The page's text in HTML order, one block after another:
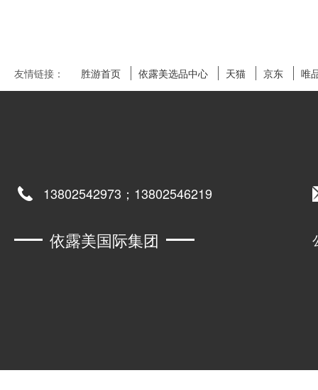
友情链接： 胜游首页 依露美选品中心 天猫 京东 唯
13802542973；13802546219
依露美国际集团